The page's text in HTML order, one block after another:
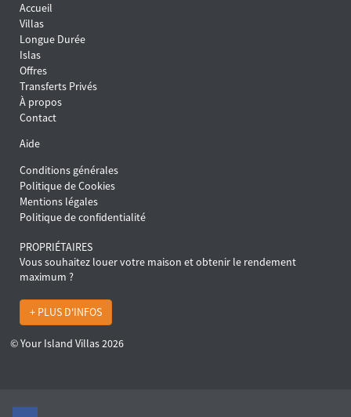
Accueil
Villas
Longue Durée
Islas
Offres
Transferts Privés
À propos
Contact
Aide
Conditions générales
Politique de Cookies
Mentions légales
Politique de confidentialité
PROPRIÉTAIRES
Vous souhaitez louer votre maison et obtenir le rendement
maximum ?
+ PLUS D'INFOS
© Your Island Villas 2026